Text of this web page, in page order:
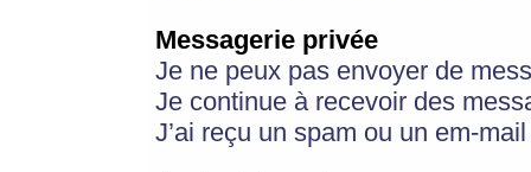
Messagerie privée
Je ne peux pas envoyer de
Je continue à recevoir des
J’ai reçu un spam ou un em-